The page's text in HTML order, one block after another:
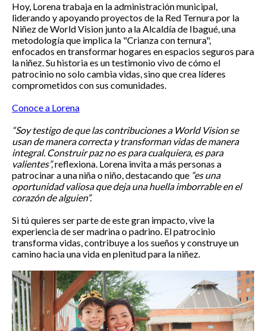
Hoy, Lorena trabaja en la administración municipal,
liderando y apoyando proyectos de la Red Ternura por la
Niñez de World Vision junto ala Alcaldía de Ibagué,una
metodología que implica la "Crianza con ternura",
enfocados en transformar hogares en espacios seguros para
la niñez. Su historia es un testimonio vivo de cómo el
patrocinio no solo cambia vidas, sino que crea líderes
comprometidos con sus comunidades.
Conoce a Lorena
“Soy testigo de que las contribuciones a World Vision se
usan de manera correcta y transforman vidas de manera
integral. Construir paz no es para cualquiera, es para
valientes”,reflexiona. Lorena invita a más personas a
patrocinar a una niña o niño, destacando que “es una
oportunidad valiosa que deja una huella imborrable en el
corazón de alguien”.
Si tú quieres ser parte de este gran impacto, vive la
experiencia de ser madrina o padrino. El patrocinio
transforma vidas, contribuye a los sueños y construye un
camino hacia una vida en plenitud para la niñez.